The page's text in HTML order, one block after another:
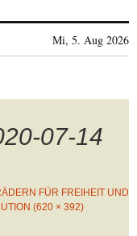
Mi, 5. Aug 2026
07-14
FÜR FREIHEIT UND
(620 × 392)